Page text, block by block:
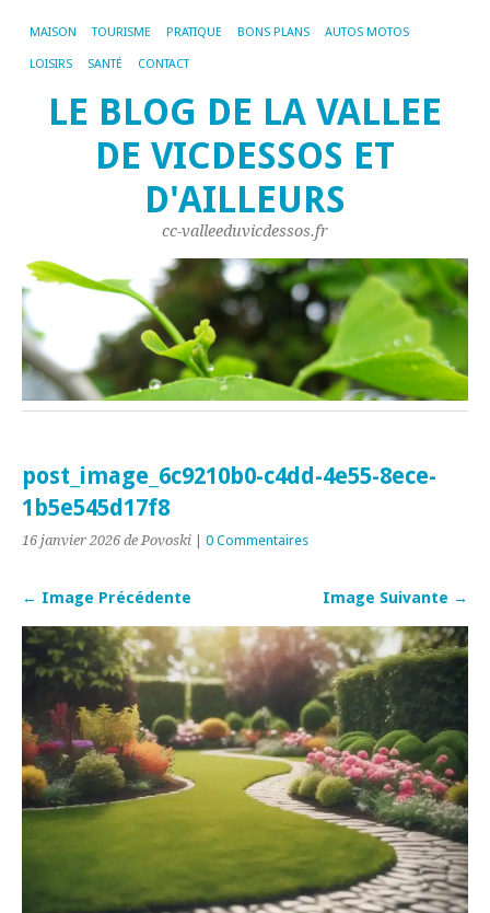
MAISON TOURISME PRATIQUE BONS PLANS AUTOS MOTOS
LOISIRS SANTÉ CONTACT
LE BLOG DE LA VALLEE
DE VICDESSOS ET
D'AILLEURS
cc-valleeduvicdessos.fr
post_image_6c9210b0-c4dd-4e55-8ece-
1b5e545d17f8
16 janvier 2026 de Povoski | 0 Commentaires
← Image Précédente Image Suivante →